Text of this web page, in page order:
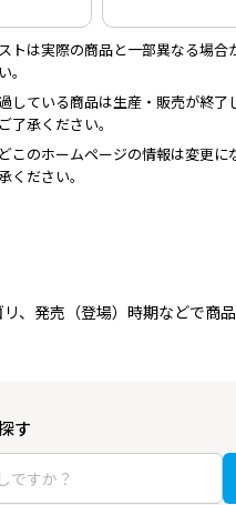
トは実際の商品と一部異なる場合
している商品は生産・販売が終了
了承ください。
このホームページの情報は変更に
ください。
、発売（登場）時期などで商
す